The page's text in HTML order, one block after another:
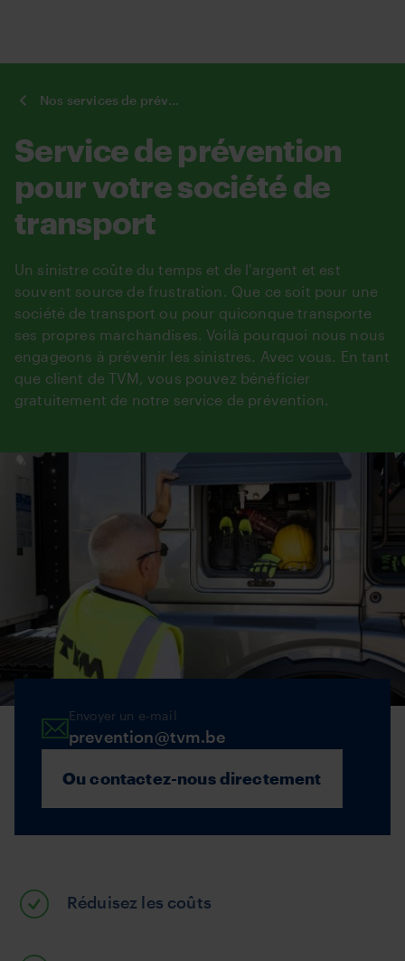
contenu
You
here:
Nos services de prévention
Service de prévention
pour votre société de
transport
Un sinistre coûte du temps et de l'argent et est
souvent source de frustration. Que ce soit pour une
société de transport ou pour quiconque transporte
ses propres marchandises. Voilà pourquoi nous nous
engageons à prévenir les sinistres. Avec vous. En tant
que client de TVM, vous pouvez bénéficier
gratuitement de notre service de prévention.
Envoyer un e-mail
prevention@tvm.be
Ou contactez-nous directement
Réduisez les coûts